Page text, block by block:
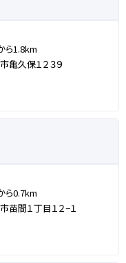
ら1.8km
亀久保１２３９
ら0.7km
苗間１丁目１２−１